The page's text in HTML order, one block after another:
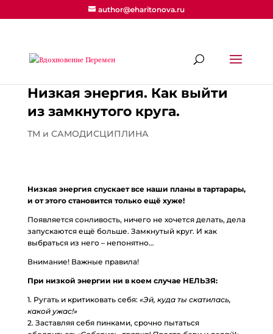
author@eharitonova.ru
Низкая энергия. Как выйти
из замкнутого круга.
ТМ и САМОДИСЦИПЛИНА
Низкая энергия спускает все наши планы в тартарары,
и от этого становится только ещё хуже!
Появляется сонливость, ничего не хочется делать, дела
запускаются ещё больше. Замкнутый круг. И как
выбраться из него – непонятно…
Внимание! Важные правила!
При низкой энергии ни в коем случае НЕЛЬЗЯ:
1. Ругать и критиковать себя: «Эй, куда ты скатилась,
какой ужас!»
2. Заставляя себя пинками, срочно пытаться